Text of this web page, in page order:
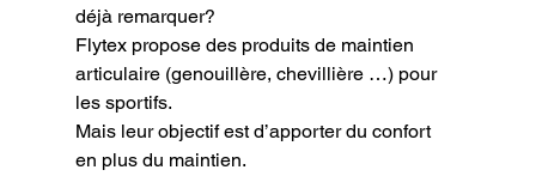
déjà remarquer?
Flytex propose des produits de maintien
articulaire (genouillère, chevillière …) pour
les sportifs.
Mais leur objectif est d’apporter du confort
en plus du maintien.